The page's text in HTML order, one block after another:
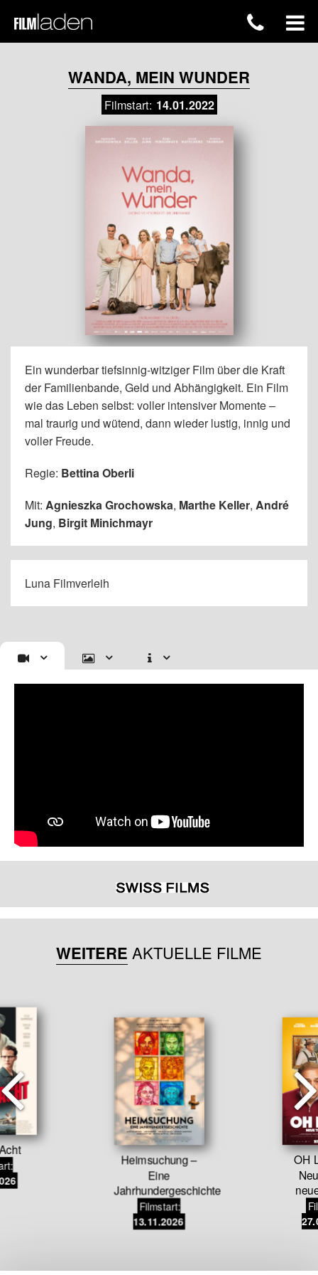
WANDA, MEIN WUNDER
Filmstart: 14.01.2022
Ein wunderbar tiefsinnig-witziger Film über die Kraft
der Familienbande, Geld und Abhängigkeit. Ein Film
wie das Leben selbst: voller intensiver Momente –
mal traurig und wütend, dann wieder lustig, innig und
voller Freude.
Regie: Bettina Oberli
Mit: Agnieszka Grochowska, Marthe Keller, André
Jung, Birgit Minichmayr
Luna Filmverleih
WEITERE AKTUELLE FILME
Heimsuchung –
Eine
Jahrhundergeschichte
Filmstart:
13.11.2026
OH